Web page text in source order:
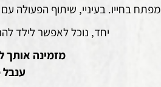
מפתח בחייו. בעיניי, שיתוף
יחד, נוכל לאפשר לילד
מזמינה אותך
ענבל